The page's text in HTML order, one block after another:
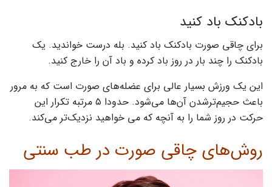
بادکنک باد کنید
برای چاقی صورت بادکنک باد کنید. بله درست خواندید. یک
بادکنک را چند بار در روز باد کرده و باد آن را خارج کنید.
این یک ورزش بسیار عالی برای عضله‌های صورت است که به مرور
باعث حجیم‌ترشدن آن‌ها می‌شود. حدودا ۵ مرتبه تکرار این
حرکت در روز شما را به آنچه که می خواهید نزدیک‌تر می‌کند‌.
روش‌های چاقی صورت در طب سنتی